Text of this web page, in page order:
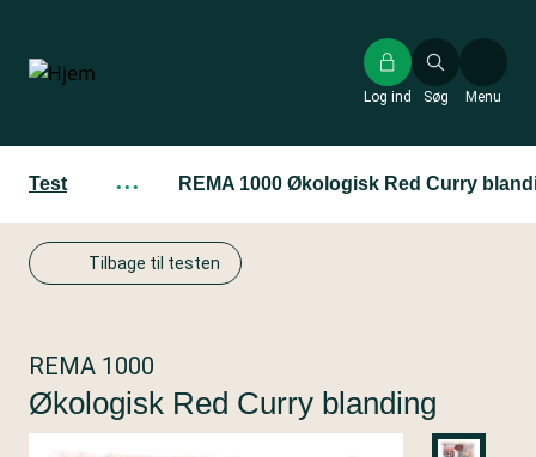
hovedindhold
Søg
Log ind Menu
Test ··· REMA 1000 Økologisk Red Curry
Tilbage til testen
REMA 1000
Økologisk Red Curry blanding